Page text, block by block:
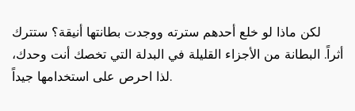
لكن ماذا لو خلع أحدهم سترته ووجدت بطانتها أنيقة؟ ستترك
أثراً. البطانة من الأجزاء القليلة في البدلة التي تخصك أنت وحدك،
لذا احرص على استخدامها جيداً.